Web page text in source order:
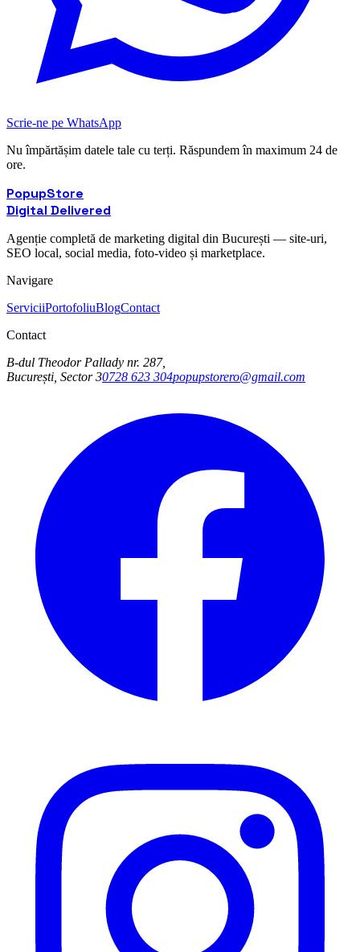
Scrie-ne pe WhatsApp
Nu împărtășim datele tale cu terți. Răspundem în maximum 24 de
ore.
PopupStore
Digital Delivered
Agenție completă de marketing digital din București — site-uri,
SEO local, social media, foto-video și marketplace.
Navigare
ServiciiPortofoliuBlogContact
Contact
B-dul Theodor Pallady nr. 287,
București Sector 30728 623 304popupstorero@gmail.com